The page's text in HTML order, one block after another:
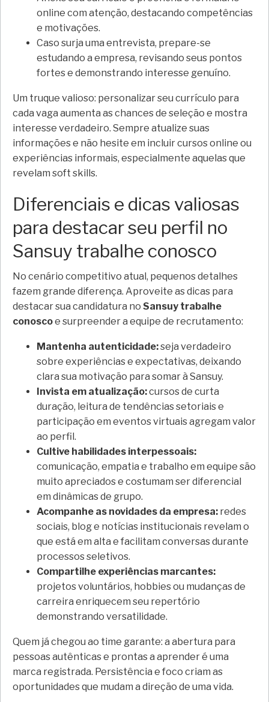
online com atenção, destacando competências
e motivações.
Caso surja uma entrevista, prepare-se
estudando a empresa, revisando seus pontos
fortes e demonstrando interesse genuíno.
Um truque valioso: personalizar seu currículo para
cada vaga aumenta as chances de seleção e mostra
interesse verdadeiro. Sempre atualize suas
informações e não hesite em incluir cursos online ou
experiências informais, especialmente aquelas que
revelam soft skills.
Diferenciais e dicas valiosas
para destacar seu perfil no
Sansuy trabalhe conosco
No cenário competitivo atual, pequenos detalhes
fazem grande diferença. Aproveite as dicas para
destacar sua candidatura no Sansuy trabalhe
conoscoe surpreender a equipe de recrutamento:
Mantenha autenticidade:seja verdadeiro
sobre experiências e expectativas, deixando
clara sua motivação para somar à Sansuy.
Invista em atualização:cursos de curta
duração, leitura de tendências setoriais e
participação em eventos virtuais agregam valor
ao perfil.
Cultive habilidades interpessoais:
comunicação, empatia e trabalho em equipe são
muito apreciados e costumam ser diferencial
em dinâmicas de grupo.
Acompanhe as novidades da empresa: redes
sociais, blog e notícias institucionais revelam o
que está em alta e facilitam conversas durante
processos seletivos.
Compartilhe experiências marcantes:
projetos voluntários, hobbies ou mudanças de
carreira enriquecem seu repertório
demonstrando versatilidade.
Quem já chegou ao time garante: a abertura para
pessoas autênticas e prontas a aprender é uma
marca registrada. Persistência e foco criam as
oportunidades que mudam a direção de uma vida.